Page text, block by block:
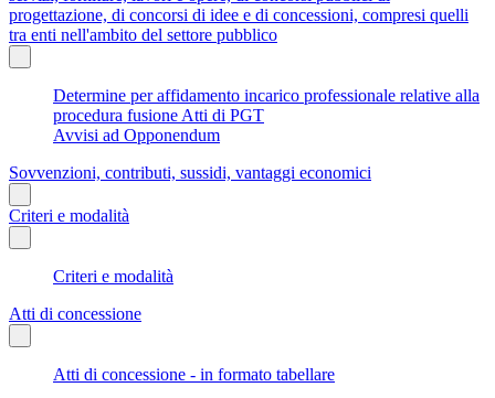
progettazione, di concorsi di idee e di concessioni, compresi quelli
tra enti nell'ambito del settore pubblico
Determine per affidamento incarico professionale relative alla
procedura fusione Atti di PGT
Avvisi ad Opponendum
Sovvenzioni, contributi, sussidi, vantaggi economici
Criteri e modalità
Criteri e modalità
Atti di concessione
Atti di concessione - in formato tabellare